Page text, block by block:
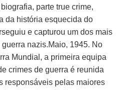
parte true crime,
da história esquecida do
e capturou um dos mais
nazis.Maio, 1945. No
Mundial, a primeira equipa
crimes de guerra é reunida
responsáveis pelas maiores